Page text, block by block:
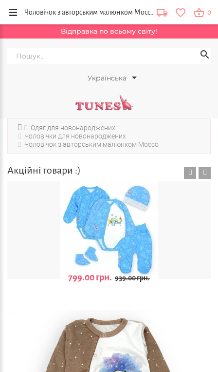
Відправка по всьому світу!
Українська
0
Одяг для новонароджених
Чоловічки для новонароджених
Чоловічок з авторським малюнком Mocco
Акційні товари :)
799.00 грн. 939.00 грн.